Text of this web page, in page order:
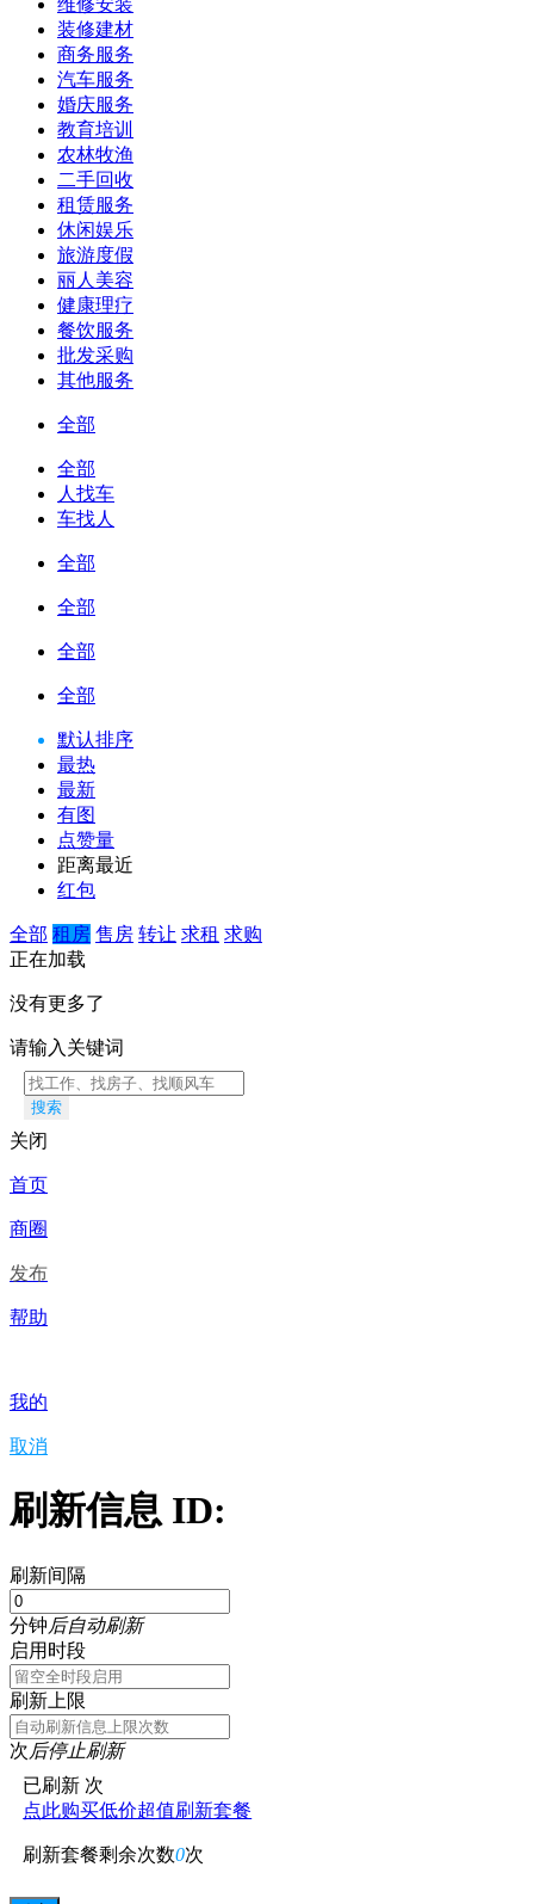
维修安装
装修建材
商务服务
汽车服务
婚庆服务
教育培训
农林牧渔
二手回收
租赁服务
休闲娱乐
旅游度假
丽人美容
健康理疗
餐饮服务
批发采购
其他服务
全部
全部
人找车
车找人
全部
全部
全部
全部
默认排序
最热
最新
有图
点赞量
距离最近
红包
全部 租房 售房 转让 求租 求购
正在加载
没有更多了
请输入关键词
搜索
关闭
首页
商圈
发布
帮助
我的
取消
刷新信息 ID:
刷新间隔
分钟后自动刷新
启用时段
刷新上限
次后停止刷新
已刷新 次
点此购买低价超值刷新套餐
刷新套餐剩余次数0次